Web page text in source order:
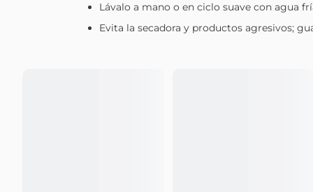
Lávalo a mano o en ciclo suave con agua
Evita la secadora y productos agresivos;